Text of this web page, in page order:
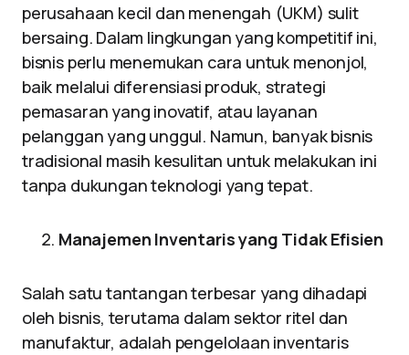
perusahaan kecil dan menengah (UKM) sulit
bersaing. Dalam lingkungan yang kompetitif ini,
bisnis perlu menemukan cara untuk menonjol,
baik melalui diferensiasi produk, strategi
pemasaran yang inovatif, atau layanan
pelanggan yang unggul. Namun, banyak bisnis
tradisional masih kesulitan untuk melakukan ini
tanpa dukungan teknologi yang tepat.
Manajemen Inventaris yang Tidak Efisien
Salah satu tantangan terbesar yang dihadapi
oleh bisnis, terutama dalam sektor ritel dan
manufaktur, adalah pengelolaan inventaris